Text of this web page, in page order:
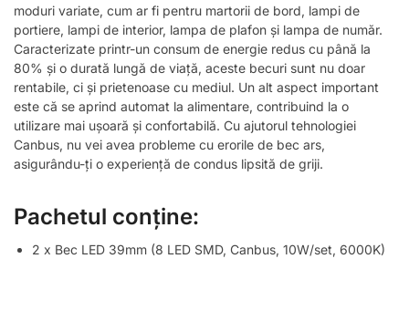
moduri variate, cum ar fi pentru martorii de bord, lampi de
portiere, lampi de interior, lampa de plafon și lampa de număr.
Caracterizate printr-un consum de energie redus cu până la
80% și o durată lungă de viață, aceste becuri sunt nu doar
rentabile, ci și prietenoase cu mediul. Un alt aspect important
este că se aprind automat la alimentare, contribuind la o
utilizare mai ușoară și confortabilă. Cu ajutorul tehnologiei
Canbus, nu vei avea probleme cu erorile de bec ars,
asigurându-ți o experiență de condus lipsită de griji.
Pachetul conține:
2 x Bec LED 39mm (8 LED SMD, Canbus, 10W/set, 6000K)